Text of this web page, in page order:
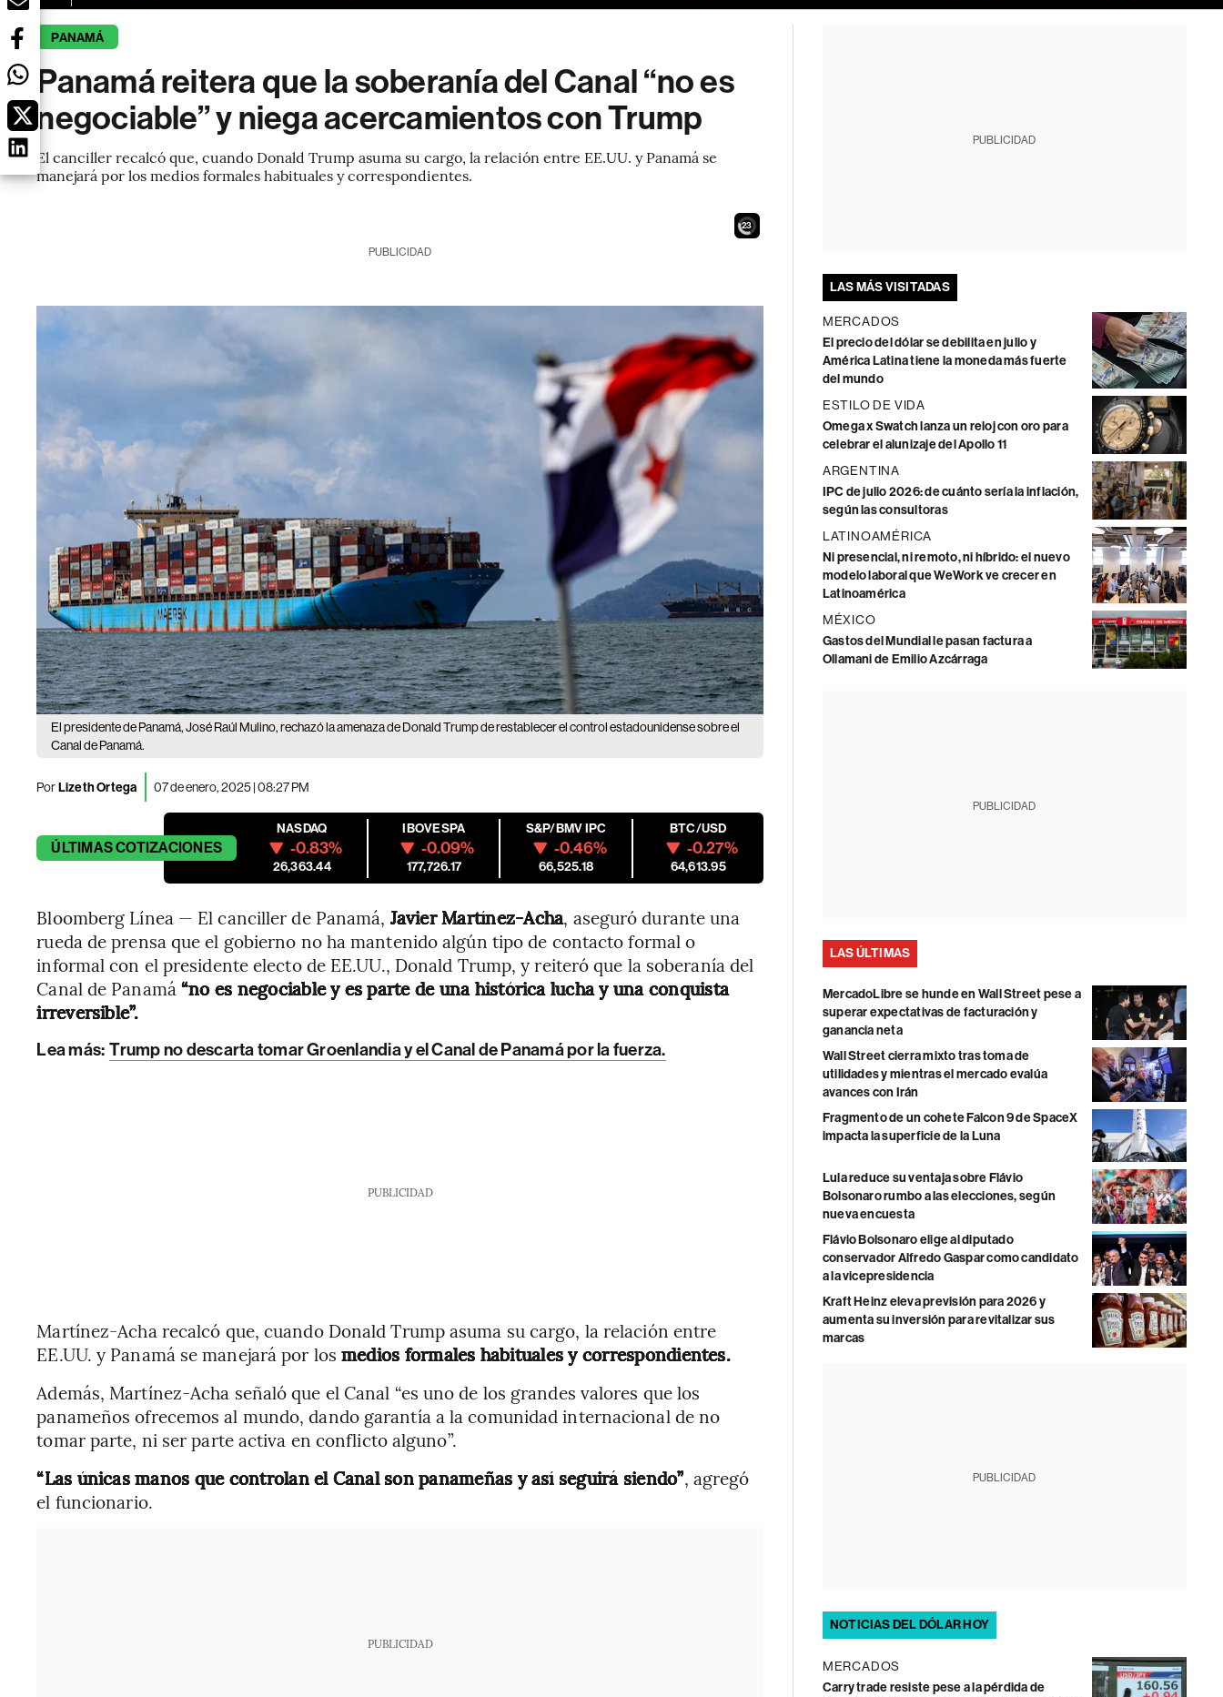
PANAMÁ
Panamá reitera que la soberanía del Canal “no es
negociable” y niega acercamientos con Trump
El canciller recalcó que, cuando Donald Trump asuma su cargo, la relación entre EE.UU. y Panamá se
manejará por los medios formales habituales y correspondientes.
21
PUBLICIDAD
El presidente de Panamá, José Raúl Mulino, rechazó la amenaza de Donald Trump de restablecer el control estadounidense sobre el
Canal de Panamá.
PorLizeth Ortega 07 de enero, 2025 | 08:27 PM
ÚLTIMASCOTIZACIONES
NASDAQ
-0.83%
26,363.44
IBOVESPA
-0.09%
177,726.17
S&P/BMV IPC
-0.46%
66,525.18
BTC/USD
-0.27%
64,613.95
Bloomberg Línea — El canciller de Panamá, Javier Martínez-Acha, aseguró durante una
rueda de prensa que el gobierno no ha mantenido algún tipo de contacto formal o
informal con el presidente electo de EE.UU., Donald Trump, y reiteró que la soberanía del
Canal de Panamá “no es negociable y es parte de una histórica lucha y una conquista
irreversible”.
Lea más: Trump no descarta tomar Groenlandia y el Canal de Panamá por la fuerza.
PUBLICIDAD
Martínez-Acha recalcó que, cuando Donald Trump asuma su cargo, la relación entre
EE.UU. y Panamá se manejará por los medios formales habituales y correspondientes.
Además, Martínez-Acha señaló que el Canal “es uno de los grandes valores que los
panameños ofrecemos al mundo, dando garantía a la comunidad internacional de no
tomar parte, ni ser parte activa en conflicto alguno”.
“Las únicas manos que controlan el Canal son panameñas y así seguirá siendo”, agregó
el funcionario.
PUBLICIDAD
PUBLICIDAD
LAS MÁS VISITADAS
MERCADOS
El precio del dólar se debilita en julio y
América Latina tiene la moneda más fuerte
del mundo
ESTILO DE VIDA
Omega x Swatch lanza un reloj con oro para
celebrar el alunizaje del Apollo 11
ARGENTINA
IPC de julio 2026: de cuánto sería la inflación,
según las consultoras
LATINOAMÉRICA
Ni presencial, ni remoto, ni híbrido: el nuevo
modelo laboral que WeWork ve crecer en
Latinoamérica
MÉXICO
Gastos del Mundial le pasan factura a
Ollamani de Emilio Azcárraga
PUBLICIDAD
LAS ÚLTIMAS
MercadoLibre se hunde en Wall Street pese a
superar expectativas de facturación y
ganancia neta
Wall Street cierra mixto tras toma de
utilidades y mientras el mercado evalúa
avances con Irán
Fragmento de un cohete Falcon 9 de SpaceX
impacta la superficie de la Luna
Lula reduce su ventaja sobre Flávio
Bolsonaro rumbo a las elecciones, según
nueva encuesta
Flávio Bolsonaro elige al diputado
conservador Alfredo Gaspar como candidato
a la vicepresidencia
Kraft Heinz eleva previsión para 2026 y
aumenta su inversión para revitalizar sus
marcas
PUBLICIDAD
NOTICIAS DEL DÓLAR HOY
MERCADOS
Carry trade resiste pese a la pérdida de